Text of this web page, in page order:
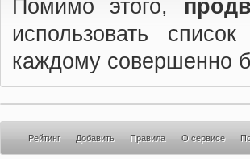
Помимо этого,
использовать
каждому совершенно
Рейтинг Добавить Правила О сервисе